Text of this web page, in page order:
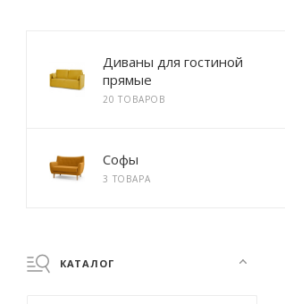
Диваны для гостиной
прямые
20 ТОВАРОВ
Софы
3 ТОВАРА
КАТАЛОГ